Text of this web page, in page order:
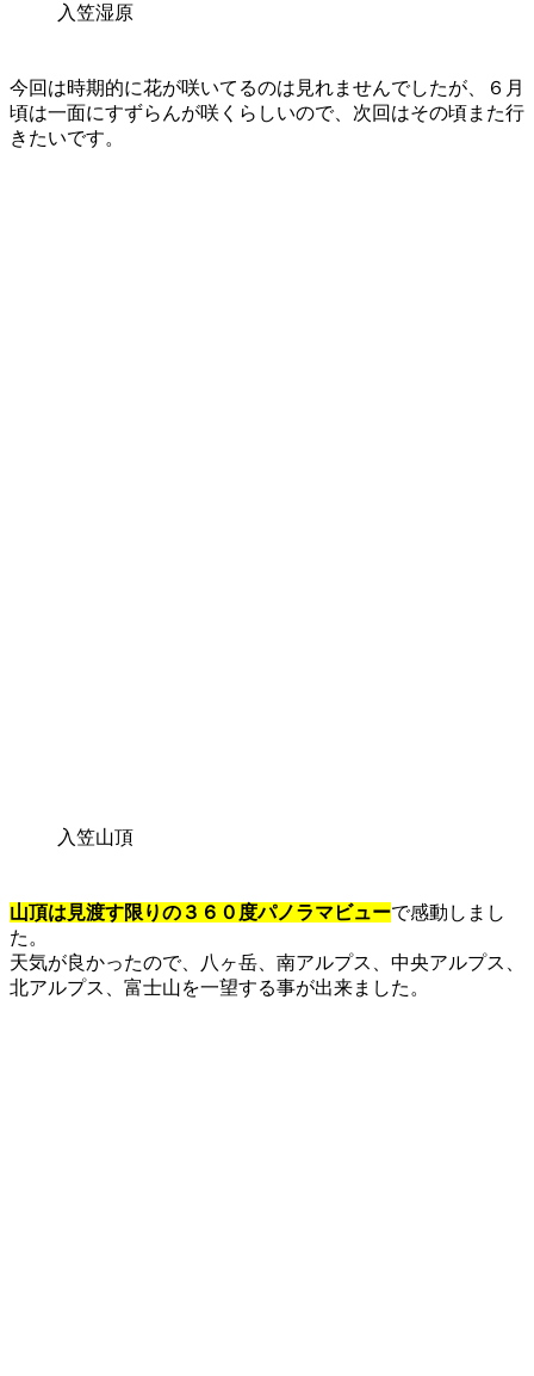
入笠湿原
今回は時期的に花が咲いてるのは見れませんでしたが、６月
頃は一面にすずらんが咲くらしいので、次回はその頃また行
きたいです。
入笠山頂
山頂は見渡す限りの３６０度パノラマビューで感動しまし
た。
天気が良かったので、八ヶ岳、南アルプス、中央アルプス、
北アルプス、富士山を一望する事が出来ました。